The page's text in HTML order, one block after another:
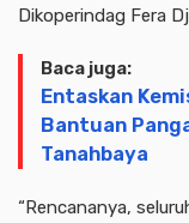
Dikoperindag Fera
Baca juga:
Entaskan
Bantuan
Tanahbaya
“Rencananya,